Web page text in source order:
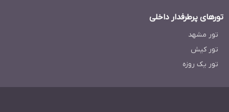
تورهای پرطرفدار داخلی
تور مشهد
تور کیش
تور یک روزه